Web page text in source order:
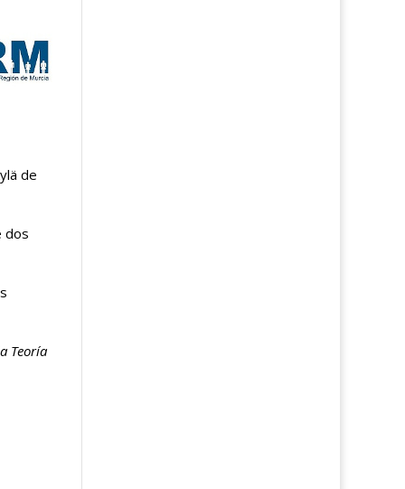
de
dos
Teoría